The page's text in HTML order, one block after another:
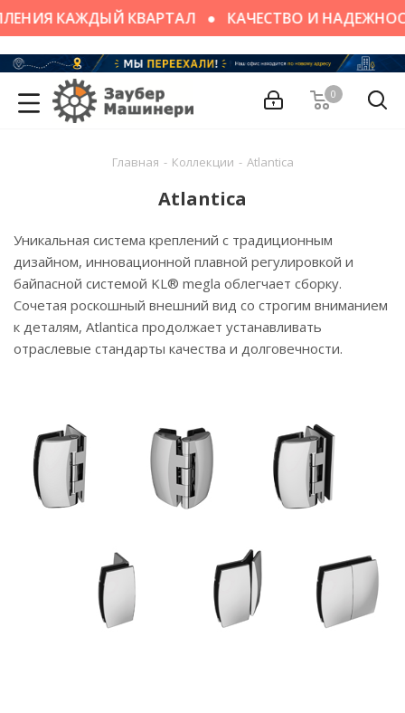
КАЖДЫЙ КВАРТАЛ КАЧЕСТВО И
0
Главная - Коллекции - Atlantica
Atlantica
Уникальная система креплений с традиционным
дизайном, инновационной плавной регулировкой и
байпасной системой KL® megla облегчает сборку.
Сочетая роскошный внешний вид со строгим вниманием
к деталям, Atlantica продолжает устанавливать
отраслевые стандарты качества и долговечности.